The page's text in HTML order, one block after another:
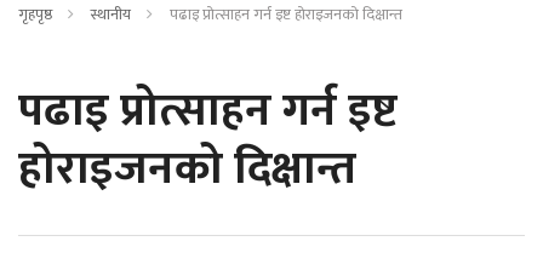
गृहपृष्ठ स्थानीय पढाइ प्रोत्साहन गर्न इष्ट होराइजनको दिक्षान्त
पढाइ प्रोत्साहन गर्न इष्ट
होराइजनको दिक्षान्त